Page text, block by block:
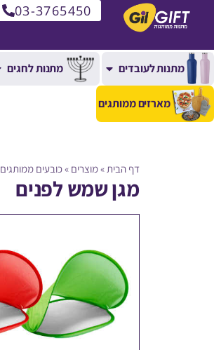
03-3765450
מתנות לעובדים מתנות לחגים
מארזים ממותגים
דף הבית »מוצרים »כובעים ממותגים
מגן שמש לפנים